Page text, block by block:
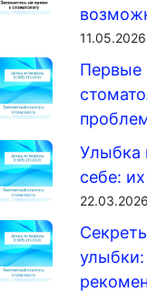
11.05.2026
Первые
Улыбка
себе:
22.03.2026